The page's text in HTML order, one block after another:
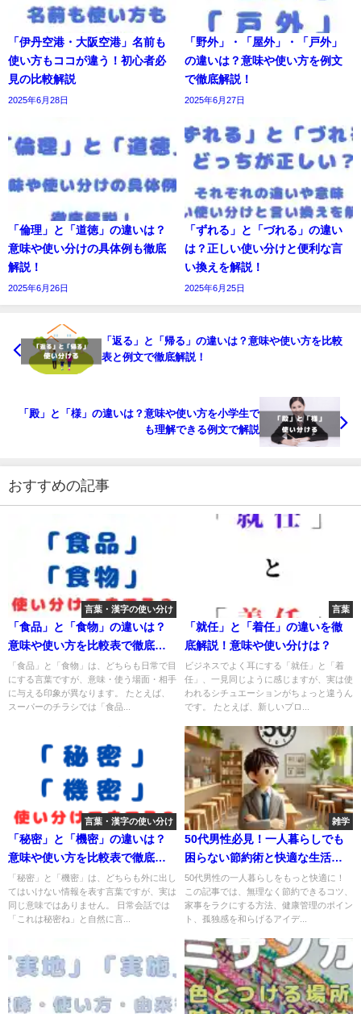
「伊丹空港・大阪空港」名前も
使い方もココが違う！初心者必
見の比較解説
2025年6月28日
「野外」・「屋外」・「戸外」
の違いは？意味や使い方を例文
で徹底解説！
2025年6月27日
「倫理」と「道徳」の違いは？
意味や使い分けの具体例も徹底
解説！
2025年6月26日
「ずれる」と「づれる」の違い
は？正しい使い分けと便利な言
い換えを解説！
2025年6月25日
「返る」と「帰る」の違いは？意味や使い方を比較
表と例文で徹底解説！
「殿」と「様」の違いは？意味や使い方を小学生で
も理解できる例文で解説
おすすめの記事
言葉・漢字の使い分け
「食品」と「食物」の違いは？
意味や使い方を比較表で徹底解
説！
「食品」と「食物」は、どちらも日常で目
にする言葉ですが、意味・使う場面・相手
に与える印象が異なります。 たとえば、
スーパーのチラシでは「食品...
言葉
「就任」と「着任」の違いを徹
底解説！意味や使い分けは？
ビジネスでよく耳にする「就任」と「着
任」、一見同じように感じますが、実は使
われるシチュエーションがちょっと違うん
です。 たとえば、新しいプロ...
言葉・漢字の使い分け
「秘密」と「機密」の違いは？
意味や使い方を比較表で徹底解
説！
「秘密」と「機密」は、どちらも外に出し
てはいけない情報を表す言葉ですが、実は
同じ意味ではありません。 日常会話では
「これは秘密ね」と自然に言...
雑学
50代男性必見！一人暮らしでも
困らない節約術と快適な生活の
知恵
50代男性の一人暮らしをもっと快適に！
この記事では、無理なく節約できるコツ、
家事をラクにする方法、健康管理のポイン
ト、孤独感を和らげるアイデ...